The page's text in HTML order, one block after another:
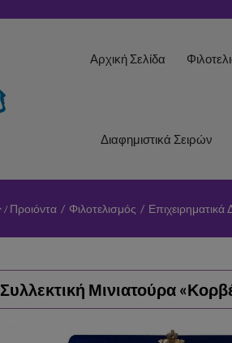
Αρχική Σελίδα
Διαφημιστικά Σειρών
Προιόντα / Φιλοτελισμός /
Συλλεκτική Μινιατούρα